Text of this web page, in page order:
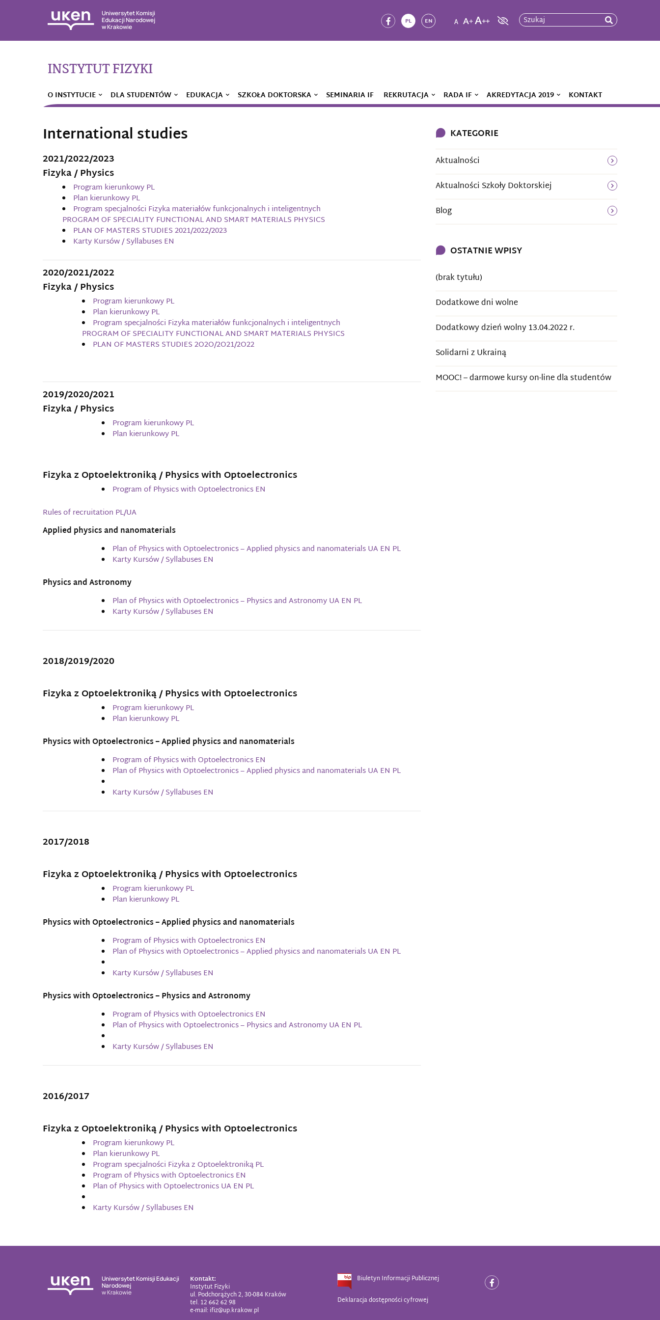
Uniwersytet Komisji
Edukacji Narodowej
w Krakowie
PL EN Szukaj
INSTYTUT FIZYKI
O INSTYTUCIE DLA STUDENTÓW EDUKACJA SZKOŁA DOKTORSKA SEMINARIA IF REKRUTACJA RADA IF AKREDYTACJA 2019 KONTAKT
International studies
2021/2022/2023
Fizyka / Physics
Program kierunkowy PL
Plan kierunkowy PL
Program specjalności Fizyka materiałów funkcjonalnych i inteligentnych
PROGRAM OF SPECIALITY FUNCTIONAL AND SMART MATERIALS PHYSICS
PLAN OF MASTERS STUDIES 2021/2022/2023
Karty Kursów / Syllabuses EN
2020/2021/2022
Fizyka / Physics
Program kierunkowy PL
Plan kierunkowy PL
Program specjalności Fizyka materiałów funkcjonalnych i inteligentnych
PROGRAM OF SPECIALITY FUNCTIONAL AND SMART MATERIALS PHYSICS
PLAN OF MASTERS STUDIES 2O2O/2O21/2O22
2019/2020/2021
Fizyka / Physics
Program kierunkowy PL
Plan kierunkowy PL
Fizyka z Optoelektroniką / Physics with Optoelectronics
Program of Physics with Optoelectronics EN
Rules of recruitation PL/UA
Applied physics and nanomaterials
Plan of Physics with Optoelectronics – Applied physics and nanomaterials UA EN PL
Karty Kursów / Syllabuses EN
Physics and Astronomy
Plan of Physics with Optoelectronics – Physics and Astronomy UA EN PL
Karty Kursów / Syllabuses EN
2018/2019/2020
Fizyka z Optoelektroniką / Physics with Optoelectronics
Program kierunkowy PL
Plan kierunkowy PL
Physics with Optoelectronics – Applied physics and nanomaterials
Program of Physics with Optoelectronics EN
Plan of Physics with Optoelectronics – Applied physics and nanomaterials UA EN PL
Karty Kursów / Syllabuses EN
2017/2018
Fizyka z Optoelektroniką / Physics with Optoelectronics
Program kierunkowy PL
Plan kierunkowy PL
Physics with Optoelectronics – Applied physics and nanomaterials
Program of Physics with Optoelectronics EN
Plan of Physics with Optoelectronics – Applied physics and nanomaterials UA EN PL
Karty Kursów / Syllabuses EN
Physics with Optoelectronics – Physics and Astronomy
Program of Physics with Optoelectronics EN
Plan of Physics with Optoelectronics – Physics and Astronomy UA EN PL
Karty Kursów / Syllabuses EN
2016/2017
Fizyka z Optoelektroniką / Physics with Optoelectronics
Program kierunkowy PL
Plan kierunkowy PL
Program specjalności Fizyka z Optoelektroniką PL
Program of Physics with Optoelectronics EN
Plan of Physics with Optoelectronics UA EN PL
Karty Kursów / Syllabuses EN
KATEGORIE
Aktualności
Aktualności Szkoły Doktorskiej
Blog
OSTATNIE WPISY
(brak tytułu)
Dodatkowe dni wolne
Dodatkowy dzień wolny 13.04.2022 r.
Solidarni z Ukrainą
MOOC! – darmowe kursy on-line dla studentów
Uniwersytet Komisji Edukacji
Narodowej
w Krakowie
Kontakt:
Instytut Fizyki
ul. Podchorążych 2, 30-084 Kraków
tel.12 662 62 98
e-mail:ifiz@up.krakow.pl
Biuletyn Informacji Publicznej
Deklaracja dostępności cyfrowej